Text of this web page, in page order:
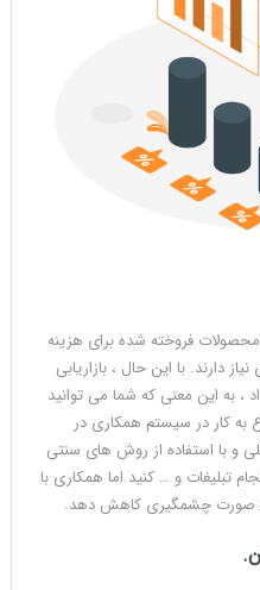
فروخته شده برای هزینه
دارند. با این حال ، بازاریابی
، به این معنی که شما می توانید
به کار در سیستم همکاری در
و با استفاده از روش های سنتی
تبلیغات و … کنید اما همکاری با
به صورت چشمگیری کاهش دهد.